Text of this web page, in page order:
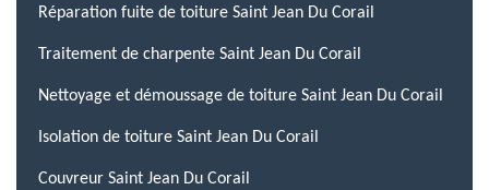
Réparation fuite de toiture Saint Jean Du Corail
Traitement de charpente Saint Jean Du Corail
Nettoyage et démoussage de toiture Saint Jean Du Corail
Isolation de toiture Saint Jean Du Corail
Couvreur Saint Jean Du Corail